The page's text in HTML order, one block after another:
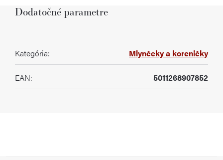
Dodatočné parametre
Kategória: Mlynčeky a koreničky
EAN: 5011268907852